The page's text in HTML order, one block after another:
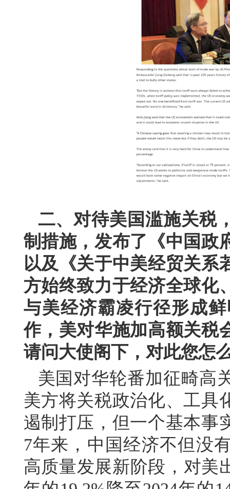
二、对待美国滥施关税
制措施，发布了《中国政
以及《关于中美经贸关系
方始终致力于经济全球化
与美经济霸凌行径形成
作，美对华施加高额关税
请问大使阁下，对此您怎
美国对华轮番加征畸高
美方将关税政治化、工具
遏制打压，但一个基本事
7年来，中国经济不但没
高质量发展新阶段，对美